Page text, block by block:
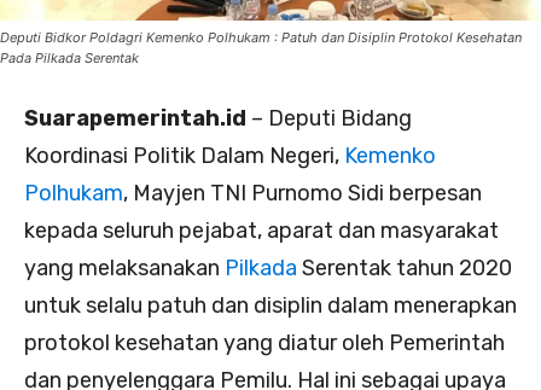
Deputi Bidkor Poldagri Kemenko Polhukam : Patuh dan Disiplin Protokol Kesehatan
Pada Pilkada Serentak
Suarapemerintah.id – Deputi Bidang
Koordinasi Politik Dalam Negeri, Kemenko
Polhukam, Mayjen TNI Purnomo Sidi berpesan
kepada seluruh pejabat, aparat dan masyarakat
yang melaksanakan Pilkada Serentak tahun 2020
untuk selalu patuh dan disiplin dalam menerapkan
protokol kesehatan yang diatur oleh Pemerintah
dan penyelenggara Pemilu. Hal ini sebagai upaya